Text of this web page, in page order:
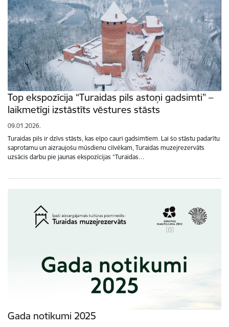
Top ekspozīcija “Turaidas pils astoņi gadsimti” –
laikmetīgi izstāstīts vēstures stāsts
09.01.2026.
Turaidas pils ir dzīvs stāsts, kas elpo cauri gadsimtiem. Lai šo stāstu padarītu
saprotamu un aizraujošu mūsdienu cilvēkam, Turaidas muzejrezervāts
uzsācis darbu pie jaunas ekspozīcijas “Turaidas…
Gada notikumi 2025